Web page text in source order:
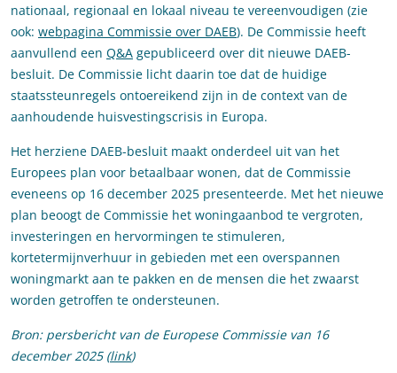
nationaal, regionaal en lokaal niveau te vereenvoudigen (zie
ook: webpagina Commissie over DAEB). De Commissie heeft
aanvullend een Q&A gepubliceerd over dit nieuwe DAEB-
besluit. De Commissie licht daarin toe dat de huidige
staatssteunregels ontoereikend zijn in de context van de
aanhoudende huisvestingscrisis in Europa.
Het herziene DAEB-besluit maakt onderdeel uit van het
Europees plan voor betaalbaar wonen, dat de Commissie
eveneens op 16 december 2025 presenteerde. Met het nieuwe
plan beoogt de Commissie het woningaanbod te vergroten,
investeringen en hervormingen te stimuleren,
kortetermijnverhuur in gebieden met een overspannen
woningmarkt aan te pakken en de mensen die het zwaarst
worden getroffen te ondersteunen.
Bron: persbericht van de Europese Commissie van 16
december 2025 (link)